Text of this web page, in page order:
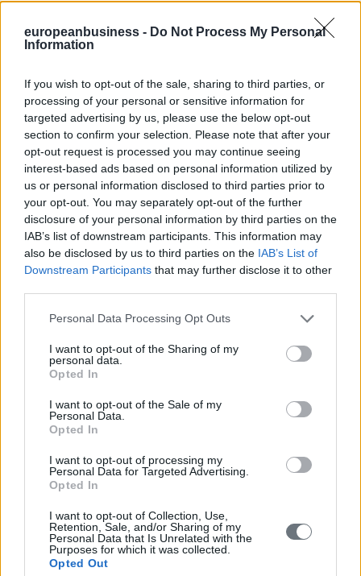
europeanbusiness - Do Not Process My Personal
Information
If you wish to opt-out of the sale, sharing to third parties, or
processing of your personal or sensitive information for
targeted advertising by us, please use the below opt-out
section to confirm your selection. Please note that after your
opt-out request is processed you may continue seeing
interest-based ads based on personal information utilized by
us or personal information disclosed to third parties prior to
your opt-out. You may separately opt-out of the further
disclosure of your personal information by third parties on the
IAB’s list of downstream participants. This information may
also be disclosed by us to third parties on the IAB’s List of
Downstream Participants that may further disclose it to other
Personal Data Processing Opt Outs
I want to opt-out of the Sharing of my
personal data.
Opted In
I want to opt-out of the Sale of my
Personal Data.
Opted In
I want to opt-out of processing my
Personal Data for Targeted Advertising.
Opted In
I want to opt-out of Collection, Use,
Retention, Sale, and/or Sharing of my
Personal Data that Is Unrelated with the
Purposes for which it was collected.
Opted Out
γνώρισαν σήμερα καταρρέει, ενώ αισθητές γίνονται και οι
αναπόφευκτες οδύνες προσαρμογής στις συνθήκες που
υπαγορεύουν οι περιορισμοί της «οικονομίας του χρέους».
Υπό τις παραπάνω συνθήκες, η φύση αυτής της ευμάρειας στην
Ελλάδα κάνει κοινωνικά επικίνδυνη την αποστέρησή της,
ιδιαιτέρως δε στις κατηγορίες αυτές που διαθέτουν πενιχρή
κοινωνική ωριμότητα. Επιπροσθέτως, η ψυχολογική επίδραση ενός
αδίστακτου δεκαρολόγου κιτρινισμού και η εμμονή σε αχαλίνωτη
δημαγωγία από πολλές πλευρές συντελούν στο να έχει μείνει ο
κόσμος απροετοίμαστος ψυχολογικά για μια μακρά περίοδο
οικονομικών δυσκολιών και αβεβαιοτήτων.
Αυτές δε οι αβεβαιότητες και οι δυσκολίες θα διαιωνίζονται όσο οι
εσωτερικές δυνάμεις του ζόφου και της παρακμής θα συνεχίζουν
αδιάκοπα να υπόσχονται λαγούς με πετραχήλια σε μία κοινωνία
που, πεισματικά, σε υψηλό βαθμό, αρνείται την πραγματικότητα.
Κάποτε, έτσι, η οικονομία του χρέους θα γίνει η αιτία θανάτου,
ΠΕΡΙΣΣΟΤΕΡΑ ΓΙΑ Περί καπιταλισμού
Μία ταξική ανάλυση υπέρ του μνημονίου
Η παγίδα του κρατισμού και οι συνέπειές της
Κρατισμός, εξουσία και υπερχρέωση
Η ΕΠΙΚΑΙΡΟΤΗΤΑ ΤΟΥ Φ.Α. ΧΑΓΙΕΚ ΚΑΙ Η ΠΕΡΙ ΤΟ
ΑΦΥΠΝΙΣΗ ΤΗΣ ΕΥΡΩΠΗΣ, Ή ΤΕΛΟΣ
ΔΙΑΒΑΣΤΕ ΑΚΟΜΗ